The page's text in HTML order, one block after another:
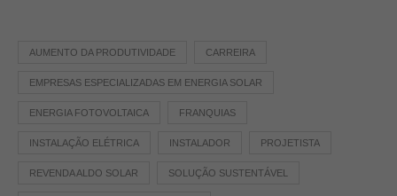
AUMENTO DA PRODUTIVIDADE CARREIRA
EMPRESAS ESPECIALIZADAS EM ENERGIA SOLAR
ENERGIA FOTOVOLTAICA FRANQUIAS
INSTALAÇÃO ELÉTRICA INSTALADOR PROJETISTA
REVENDA ALDO SOLAR SOLUÇÃO SUSTENTÁVEL